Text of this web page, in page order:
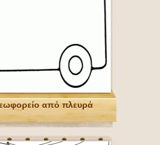
από πλευρά